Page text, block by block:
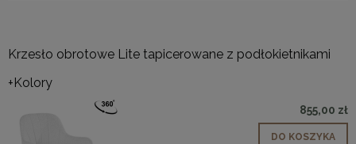
Krzesło obrotowe Lite tapicerowane z podłokietnikami
+Kolory
855,00 zł
DO KOSZYKA